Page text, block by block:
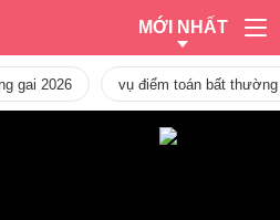
MỚI NHẤT
gai 2026 vụ điểm toán bất